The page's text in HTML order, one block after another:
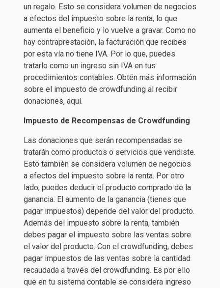
un regalo. Esto se considera volumen de negocios
a efectos del impuesto sobre la renta, lo que
aumenta el beneficio y lo vuelve a gravar. Como no
hay contraprestación, la facturación que recibes
por esta vía no tiene IVA. Por lo que, puedes
tratarlo como un ingreso sin IVA en tus
procedimientos contables. Obtén más información
sobre el impuesto de crowdfunding al recibir
donaciones, aquí.
Impuesto de Recompensas de Crowdfunding
Las donaciones que serán recompensadas se
tratarán como productos o servicios que vendiste.
Esto también se considera volumen de negocios
a efectos del impuesto sobre la renta. Por otro
lado, puedes deducir el producto comprado de la
ganancia. El aumento de la ganancia (tienes que
pagar impuestos) depende del valor del producto.
Además del impuesto sobre la renta, también
debes pagar el impuesto sobre las ventas sobre
el valor del producto. Con el crowdfunding, debes
pagar impuestos de las ventas sobre la cantidad
recaudada a través del crowdfunding. Es por ello
que en tu sistema contable se considera ingreso